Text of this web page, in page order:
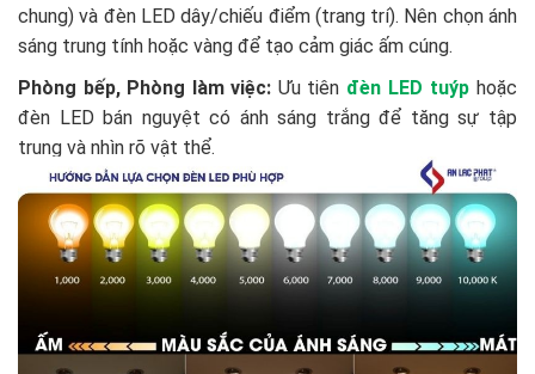
chung) và đèn LED dây/chiếu điểm (trang trí). Nên chọn ánh
sáng trung tính hoặc vàng để tạo cảm giác ấm cúng.
Phòng bếp, Phòng làm việc: Ưu tiên đèn LED tuýp hoặc
đèn LED bán nguyệt có ánh sáng trắng để tăng sự tập
trung và nhìn rõ vật thể.
Văn phòng, Showroom: Đèn LED Panellà lựa chọn tối ưu
nhờ ánh sáng tỏa đều, không gây mỏi mắt khi làm việc lâu.
Ban công, Hành lang:Sử dụngđèn LED ốp trầnhoặcđèn
LED tròn để dễ dàng lắp đặt và thay thế.
Sân vườn, Bể bơi:
Bắt buộc phải chọn các loại đèn chuyên
dụng có chỉ số chống nước và bụi cao (IP65, IP68) như đèn